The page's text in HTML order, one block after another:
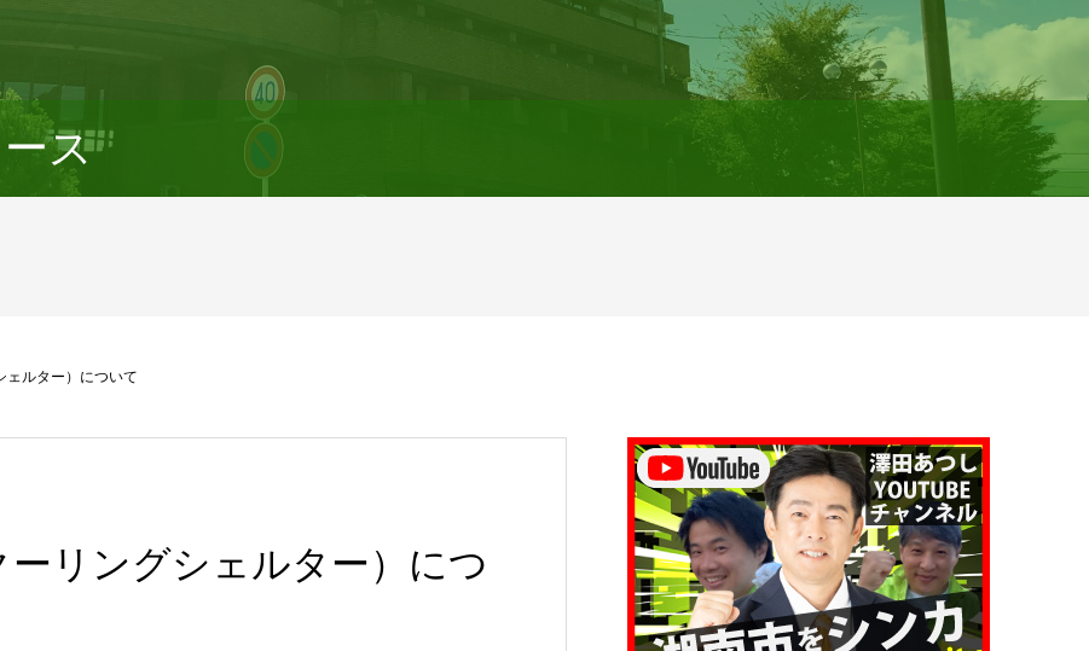
ス
ェルター）について
リングシェルター）につ